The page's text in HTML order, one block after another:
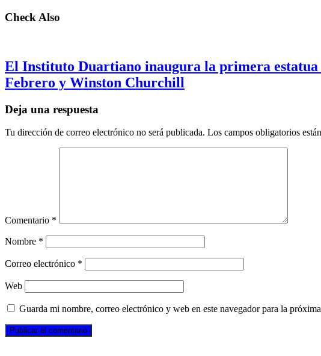
Check Also
El Instituto Duartiano inaugura la primera estatua
Febrero y Winston Churchill
Deja una respuesta
Tu dirección de correo electrónico no será publicada. Los campos obligatorios
Comentario *
Nombre *
Correo electrónico *
Web
Guarda mi nombre, correo electrónico y web en este navegador para la